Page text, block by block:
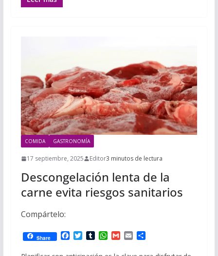
COMIDA GASTRONOMÍA
17 septiembre, 2025 Editor3 minutos de lectura
Descongelación lenta de la
carne evita riesgos sanitarios
Compártelo:
Share
F
c
T
i
T
m
W
a
G
a
E
a
C
m